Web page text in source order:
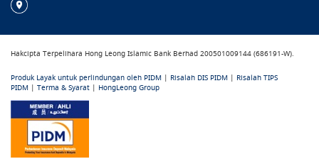
Hakcipta Terpelihara Hong Leong Islamic Bank Berhad 200501009144 (686191-W).
Produk Layak untuk perlindungan oleh PIDM | Risalah DIS PIDM | Risalah TIPS
PIDM | Terma & Syarat | HongLeong Group